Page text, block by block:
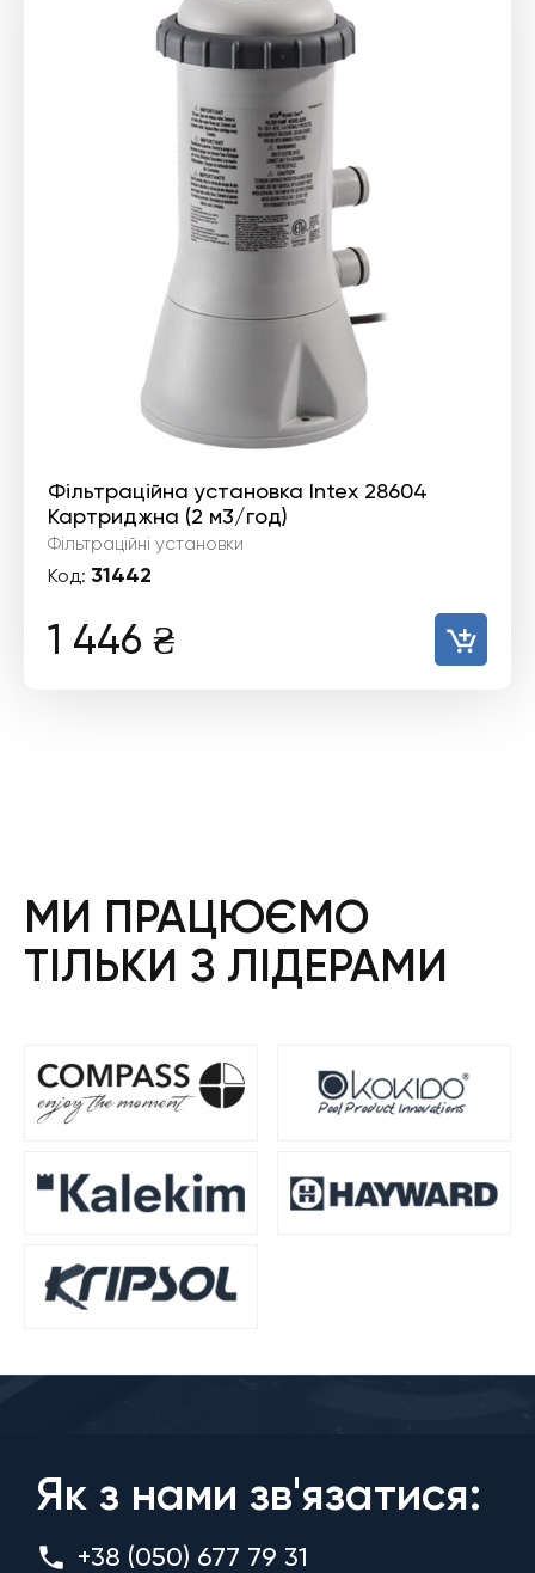
Фільтраційна установка Intex 28604
Картриджна (2 м3/год)
Фільтраційні установки
Код: 31442
1 446 ₴
МИ ПРАЦЮЄМО
ТІЛЬКИ З ЛІДЕРАМИ
Як з нами зв'язатися:
+38 (050) 677 79 31